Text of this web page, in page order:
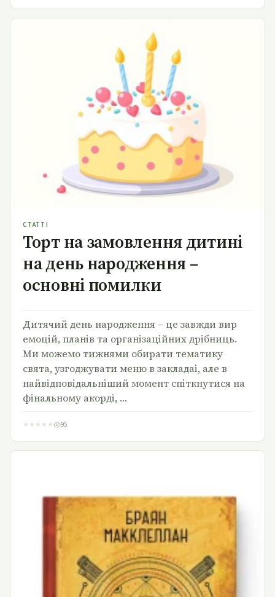
Торт на замовлення дитині на день народження –
основні помилки
СТАТТІ
Торт на замовлення дитині
на день народження –
основні помилки
Дитячий день народження – це завжди вир
емоцій, планів та організаційних дрібниць.
Ми можемо тижнями обирати тематику
свята, узгоджувати меню в закладаі, але в
найвідповідальніший момент спіткнутися на
фінальному акорді, …
★ ★ ★ ★ ★ 95